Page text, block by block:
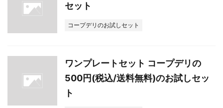
セット
コープデリのお試しセット
ワンプレートセット コープデリの
500円(税込/送料無料)のお試しセッ
ト